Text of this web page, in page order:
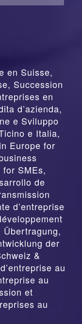
en Suisse,
Succession
en
d’azienda,
e Sviluppo
e Italia,
Europe for
SMEs,
de
d’entreprise
Übertragung,
der
&
au
au
et
au